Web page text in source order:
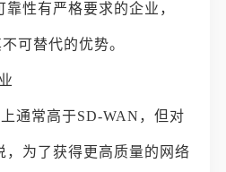
性有严格要求的企业，
可替代的优势。
通常高于SD-WAN，但对
，为了获得更高质量的网络